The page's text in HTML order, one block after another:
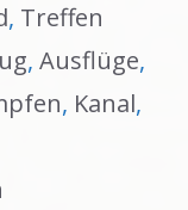
, Treffen
, Ausflüge,
, Kanal,